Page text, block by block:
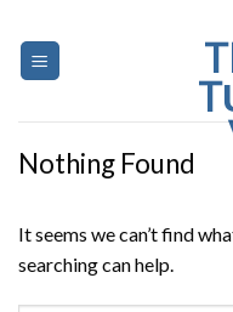
content
Nothing Found
It seems we can’t find
searching can help.